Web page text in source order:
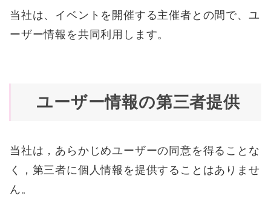
当社は、イベントを開催する主催者との間で、ユ
ーザー情報を共同利用します。
ユーザー情報の第三者提供
当社は，あらかじめユーザーの同意を得ることな
く，第三者に個人情報を提供することはありませ
ん。